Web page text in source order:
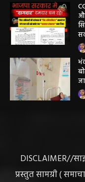
DISCLAIMER//
प्रस्तुत सामग्री (